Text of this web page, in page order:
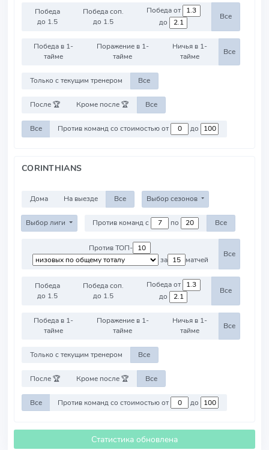
Победа
до 1.5
Победа соп.
до 1.5
Победа от
до
Все
Победа в 1-
тайме
Поражение в 1-
тайме
Ничья в 1-
тайме
Все
Только с текущим тренером Все
После 🏆 Кроме после 🏆 Все
Все Против команд со стоимостью от до
CORINTHIANS
Дома На выезде Все Выбор сезонов
Выбор лиги Против команд с по Все
Против ТОП-
за
матчей
Все
Победа
до 1.5
Победа соп.
до 1.5
Победа от
до
Все
Победа в 1-
тайме
Поражение в 1-
тайме
Ничья в 1-
тайме
Все
Только с текущим тренером Все
После 🏆 Кроме после 🏆 Все
Все Против команд со стоимостью от до
Статистика обновлена